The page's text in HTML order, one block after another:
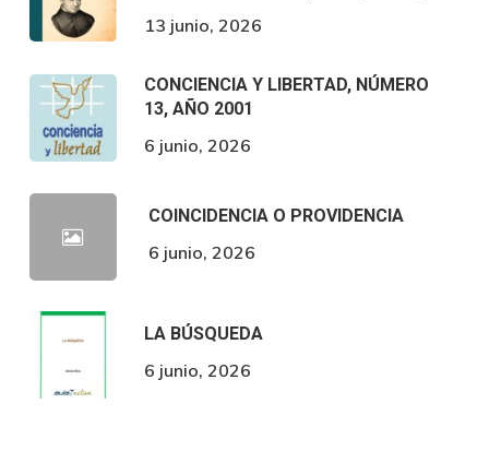
13 junio, 2026
CONCIENCIA Y LIBERTAD, NÚMERO
13, AÑO 2001
6 junio, 2026
COINCIDENCIA O PROVIDENCIA
6 junio, 2026
LA BÚSQUEDA
6 junio, 2026